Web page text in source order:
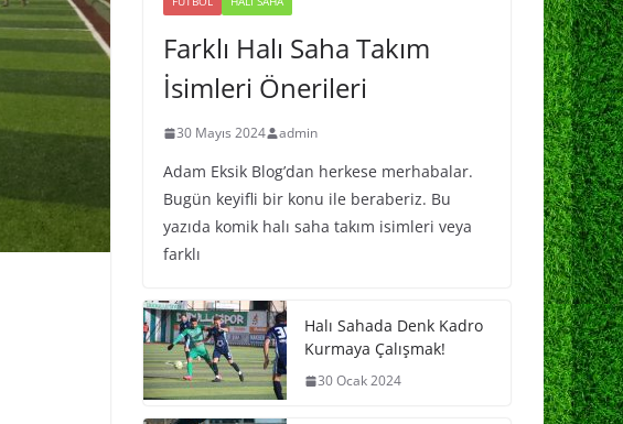
Farklı Halı Saha Takım
İsimleri Önerileri
30 Mayıs 2024 admin
Adam Eksik Blog’dan herkese merhabalar.
Bugün keyifli bir konu ile beraberiz. Bu
yazıda komik halı saha takım isimleri veya
farklı
Halı Sahada Denk Kadro
Kurmaya Çalışmak!
30 Ocak 2024